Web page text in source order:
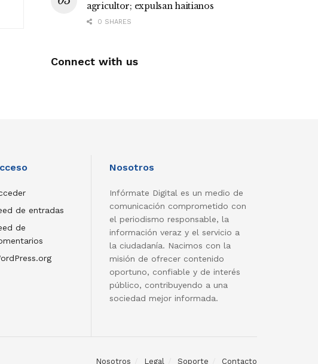
agricultor; expulsan haitianos
0 SHARES
Connect with us
de entradas
de
Nosotros
Infórmate Digital es un medio de
comunicación comprometido con
el periodismo responsable, la
información veraz y el servicio a
la ciudadanía. Nacimos con la
misión de ofrecer contenido
oportuno, confiable y de interés
público, contribuyendo a una
sociedad mejor informada.
Nosotros Legal Soporte Contacto